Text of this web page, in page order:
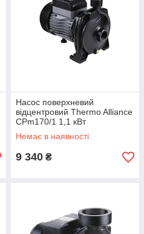
Насос поверхневий
відцентровий Thermo Alliance
CPm170/1 1,1 кВт
Немає в наявності
9 340 ₴